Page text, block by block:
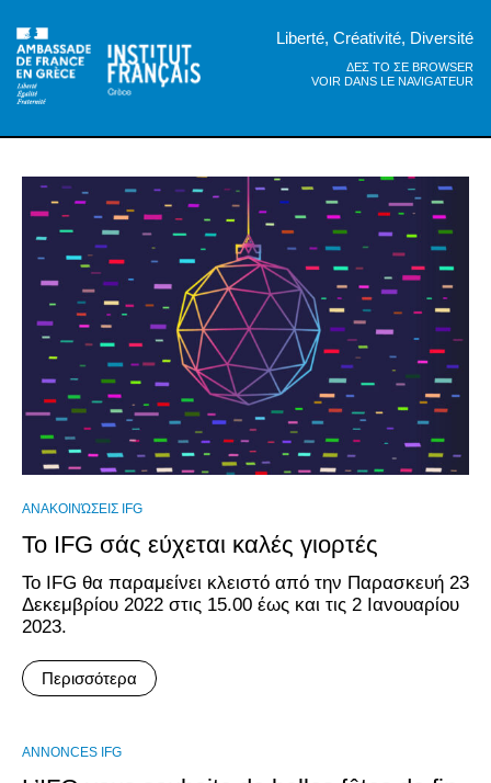
Liberté, Créativité, Diversité
ΔΕΣ ΤΟ ΣΕ BROWSER
VOIR DANS LE NAVIGATEUR
ΑΝΑΚΟΙΝΏΣΕΙΣ IFG
Το IFG σάς εύχεται καλές γιορτές
Το IFG θα παραμείνει κλειστό από την Παρασκευή 23
Δεκεμβρίου 2022 στις 15.00 έως και τις 2 Ιανουαρίου
2023.
Περισσότερα
ANNONCES IFG